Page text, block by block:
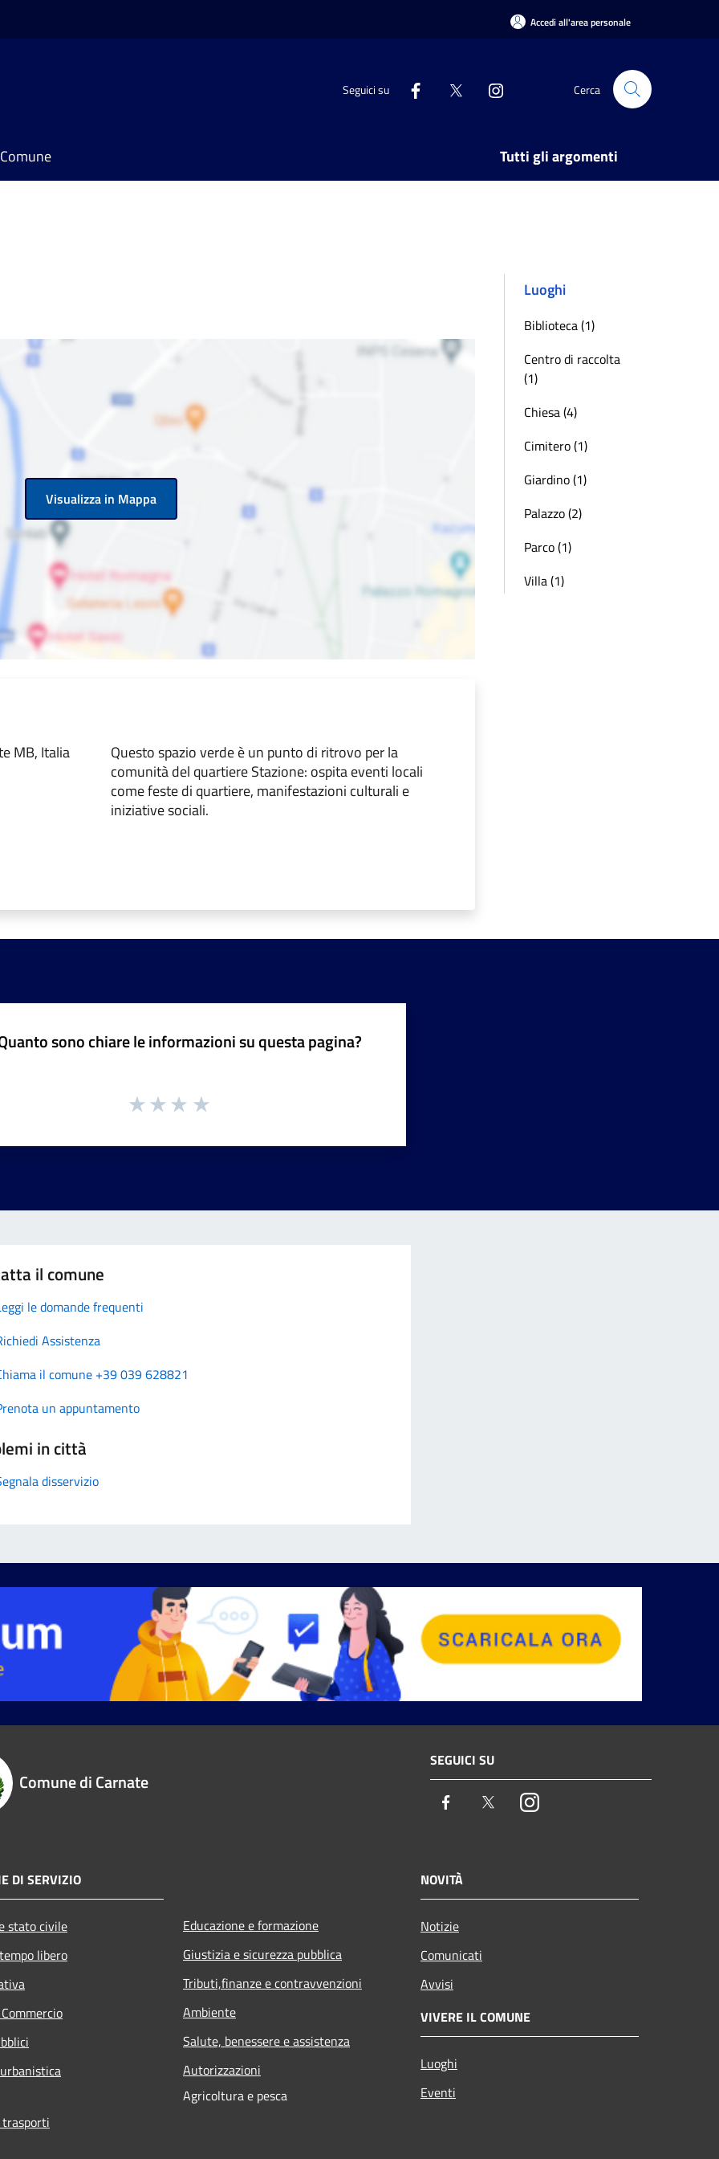
Accedi all'area personale
Seguici su Cerca
Tutti gli argomenti
Visualizza in Mappa
MB, Italia
Questo spazio verde è un punto di ritrovo per la
comunità del quartiere Stazione: ospita eventi locali
come feste di quartiere, manifestazioni culturali e
iniziative sociali.
Luoghi
Biblioteca (1)
Centro di raccolta
(1)
Chiesa (4)
Cimitero (1)
Giardino (1)
Palazzo (2)
Parco (1)
Villa (1)
sono chiare le informazioni su questa pagina?
il comune
le domande frequenti
Assistenza
il comune +39 039 628821
un appuntamento
in città
disservizio
Comune di Carnate
SEGUICI SU
Facebook TwitterInstagram
DI SERVIZIO
stato civile
libero
Educazione e formazione
Giustizia e sicurezza pubblica
Tributi,finanze e contravvenzioni
Ambiente
Salute, benessere e assistenza
Autorizzazioni
Agricoltura e pesca
NOVITÀ
Notizie
Comunicati
Avvisi
VIVERE IL COMUNE
Luoghi
Eventi